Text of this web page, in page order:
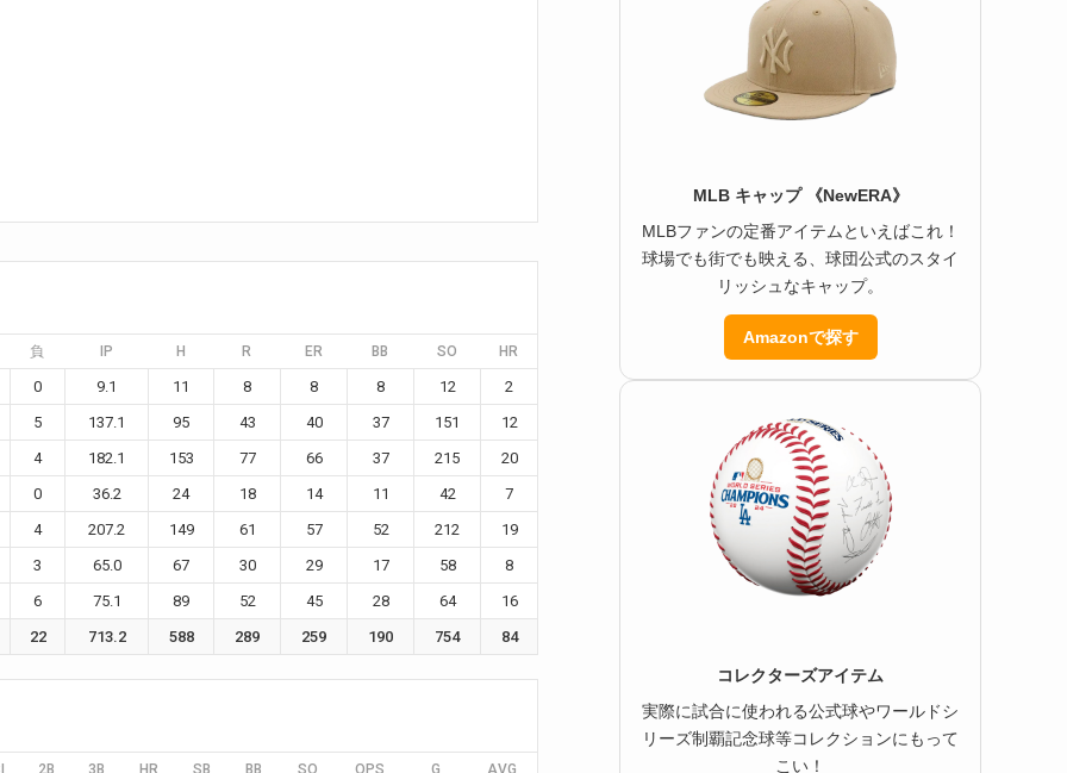
負 IP H R ER BB SO HR
0 9.1 11 8 8 8 12
2
5
137.1 95 43 40 37 151
12
4
182.1 153 77 66 37 215
20
0
36.2 24 18 14 11 42
7
4
207.2 149 61 57 52 212
19
3
65.0 67 30 29 17 58
8
6
75.1 89 52 45 28 64
16
22
713.2 588 289 259 190 754 84
2B 3B HR SB BB SO OPS G AVG
MLB キャップ 《NewERA》
MLBファンの定番アイテムといえばこれ！
球場でも街でも映える、球団公式のスタイ
リッシュなキャップ。
Amazonで探す
コレクターズアイテム
実際に試合に使われる公式球やワールドシ
リーズ制覇記念球等コレクションにもって
こい！